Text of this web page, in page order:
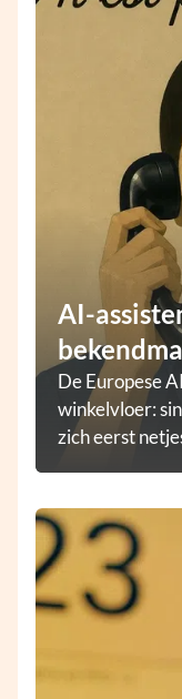
AI-
De Europese
winkelvloer:
zich eerst